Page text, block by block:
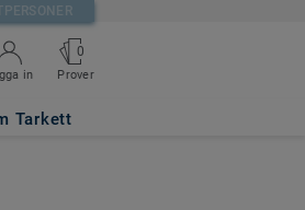
in
0
Prover
Tarkett